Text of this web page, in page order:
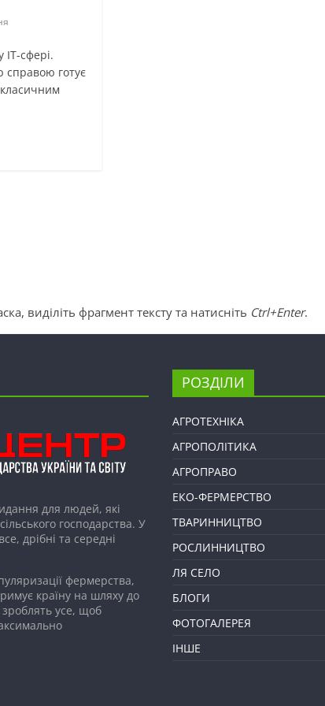
сфері.
справою готує
виділіть фрагмент тексту та натисніть Ctrl+Enter.
для людей, які
господарства. У
дрібні та середні
фермерства,
країну на шляху до
усе, щоб
РОЗДІЛИ
АГРОТЕХНІКА
АГРОПОЛІТИКА
АГРОПРАВО
ЕКО-ФЕРМЕРСТВО
ТВАРИННИЦТВО
РОСЛИННИЦТВО
ЛЯ СЕЛО
БЛОГИ
ФОТОГАЛЕРЕЯ
ІНШЕ